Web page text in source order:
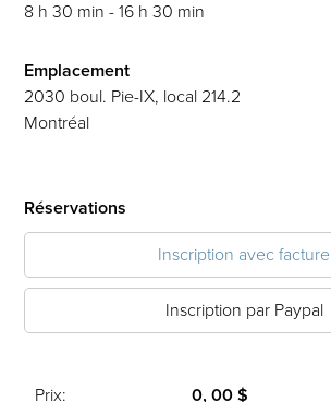
8 h 30 min - 16 h 30 min
Emplacement
2030 boul. Pie-IX, local 214.2
Montréal
Réservations
Inscription avec facture
Inscription par Paypal
Prix: 0, 00 $